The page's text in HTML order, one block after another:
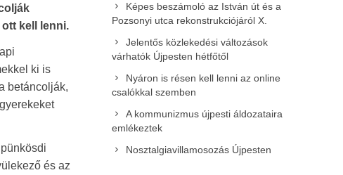
kell lenni.
ki is
betáncolják,
és az
Képes beszámoló az István út és a
Pozsonyi utca rekonstrukciójáról X.
Jelentős közlekedési változások
várhatók Újpesten hétfőtől
Nyáron is résen kell lenni az online
csalókkal szemben
A kommunizmus újpesti áldozataira
emlékeztek
Nosztalgiavillamosozás Újpesten